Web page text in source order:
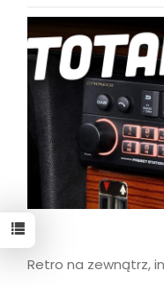
Retro na zewnątrz,